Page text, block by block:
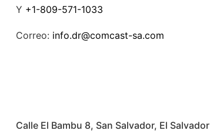
Y +1-809-571-1033
Correo: info.dr@comcast-sa.com
Calle El Bambu 8, San Salvador, El Salvador